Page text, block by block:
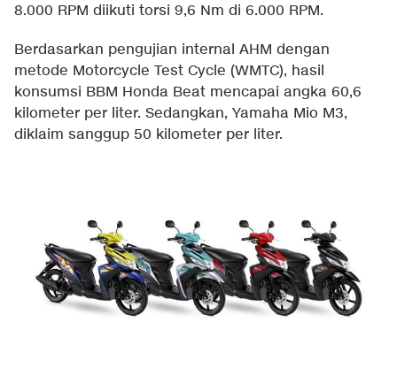
8.000 RPM diikuti torsi 9,6 Nm di 6.000 RPM.
Berdasarkan pengujian internal AHM dengan
metode Motorcycle Test Cycle (WMTC), hasil
konsumsi BBM Honda Beat mencapai angka 60,6
kilometer per liter. Sedangkan, Yamaha Mio M3,
diklaim sanggup 50 kilometer per liter.